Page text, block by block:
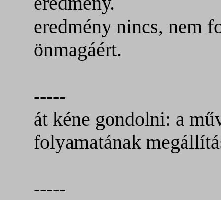
eredmény nincs, nem
önmagáért.
-----
át kéne gondolni: a
folyamatának
-----